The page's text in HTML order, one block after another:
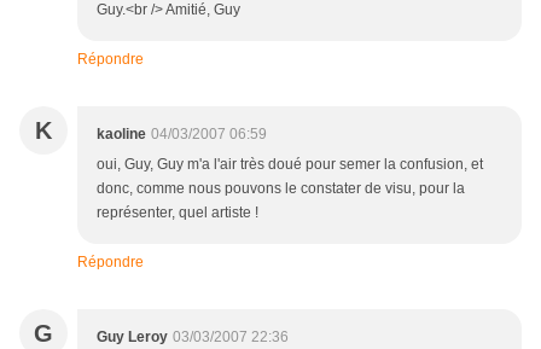
Guy.<br /> Amitié, Guy
Répondre
K kaoline 04/03/2007 06:59
oui, Guy, Guy m'a l'air très doué pour semer la confusion, et
donc, comme nous pouvons le constater de visu, pour la
représenter, quel artiste !
Répondre
G Guy Leroy 03/03/2007 22:36